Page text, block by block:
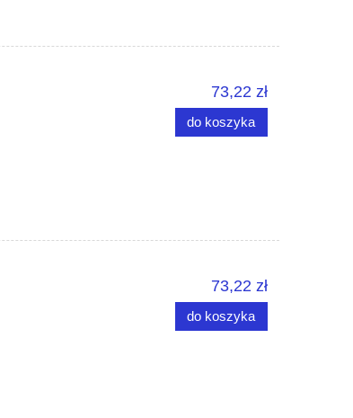
73,22 zł
do koszyka
73,22 zł
do koszyka